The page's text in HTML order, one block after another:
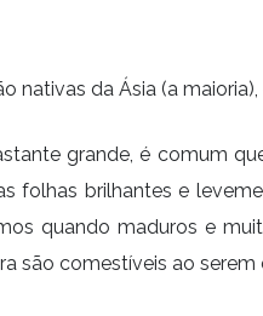
nativas da Ásia (a
grande, é comum
brilhantes e
quando maduros e
são comestíveis ao serem